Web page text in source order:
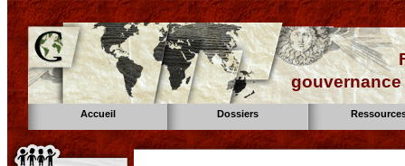
Accueil Dossiers